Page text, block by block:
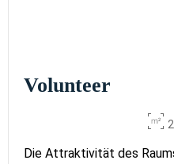
Volunteer
Die Attraktivität des